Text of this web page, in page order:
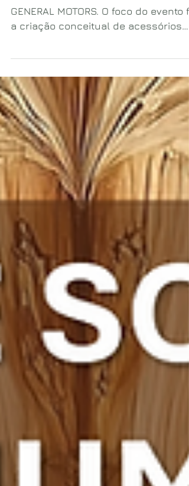
HACKATHON INCLUSIVO DA GM -
GENERAL MOTORS. O foco do evento
veiculares inclusivos para PcD